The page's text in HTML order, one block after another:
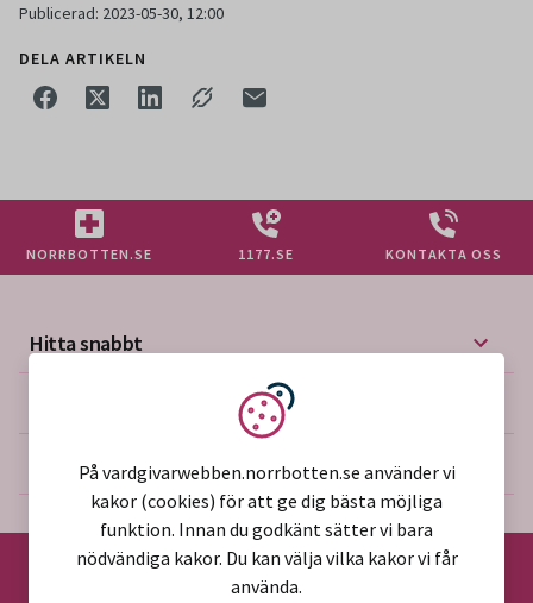
Publicerad: 2023-05-30, 12:00
DELA ARTIKELN
NORRBOTTEN.SE 1177.SE KONTAKTA OSS
Hitta snabbt
Mer på vårdgivarwebben
Om webbplatsen
Vi använder kakor
På vardgivarwebben.norrbotten.se använder vi
kakor (cookies) för att ge dig bästa möjliga
funktion. Innan du godkänt sätter vi bara
nödvändiga kakor. Du kan välja vilka kakor vi får
använda.